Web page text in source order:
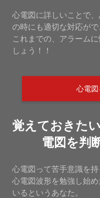
心電図に詳しいことで
の時にも適切な対応がで
これまでの、アラーム
しょう！！
心電
覚えておきた
電図を判
心電図って苦手意識を持
心電図波形を勉強し始
いるというあなた。